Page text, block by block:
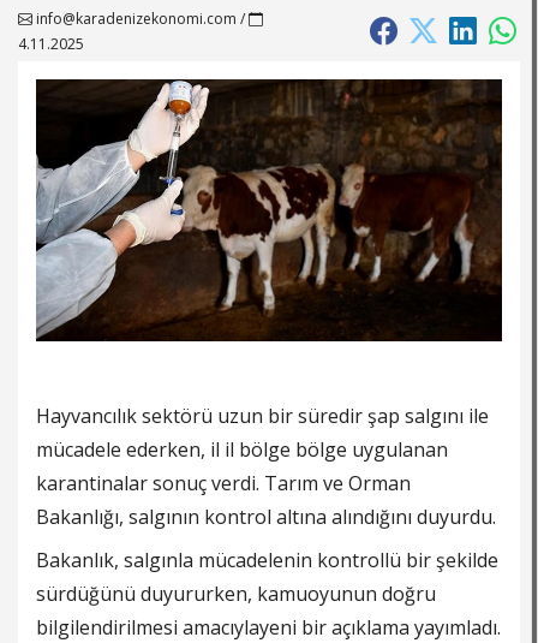
info@karadenizekonomi.com /
4.11.2025
Hayvancılık sektörü uzun bir süredir şap salgını ile
mücadele ederken, il il bölge bölge uygulanan
karantinalar sonuç verdi. Tarım ve Orman
Bakanlığı, salgının kontrol altına alındığını duyurdu.
Bakanlık, salgınla mücadelenin kontrollü bir şekilde
sürdüğünü duyururken, kamuoyunun doğru
bilgilendirilmesi amacıylayeni bir açıklama yayımladı.